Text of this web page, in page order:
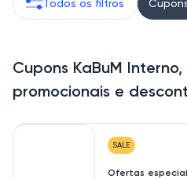
Todos os filtros
Cupons KaBuM
promocionais e
SALE
Ofertas